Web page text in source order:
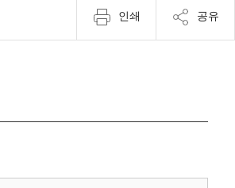
집
안
인쇄 공유